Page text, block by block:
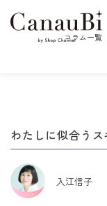
コラム一覧
わたしに似合う
入江信子